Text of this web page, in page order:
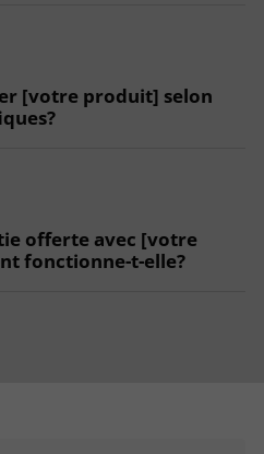
[votre produit] selon
offerte avec [votre
fonctionne-t-elle?